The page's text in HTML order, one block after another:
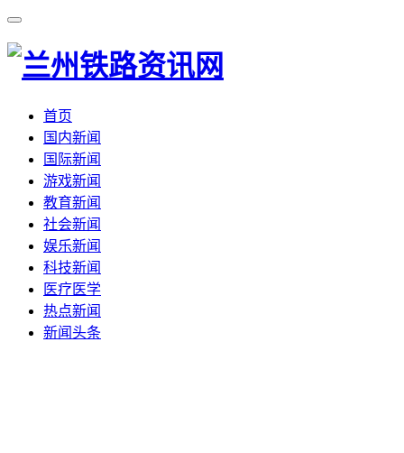
首页
国内新闻
国际新闻
游戏新闻
教育新闻
社会新闻
娱乐新闻
科技新闻
医疗医学
热点新闻
新闻头条